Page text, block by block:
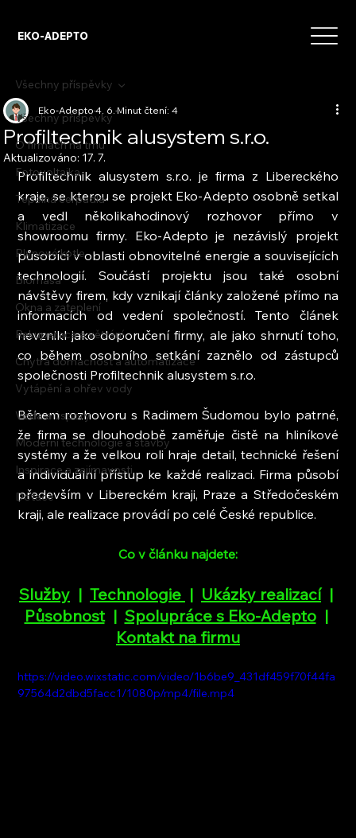
EKO-ADEPTO
Všechny příspěvky
O firmách na trhu
Fotovoltaika
Tepelná čerpadla
Klimatizace
Plynové kotle
Biomasa
Okna a zateplení
Rekuperace a větrání
Chytrá domácnost a automatizace
Vytápění a ohřev vody
Voda a úspory
Moderní technologie a stavby
Inspirace a zajímavosti
Dotace
Všechny příspěvky
Profiltechnik alusystem s.r.o.
Eko-Adepto4. 6.Minut čtení: 4
Aktualizováno: 17. 7.
Profiltechnik alusystem s.r.o. je firma z Libereckého
kraje, se kterou se projekt Eko-Adepto osobně setkal
a vedl několikahodinový rozhovor přímo v
showroomu firmy. Eko-Adepto je nezávislý projekt
působící v oblasti obnovitelné energie a souvisejících
technologií. Součástí projektu jsou také osobní
návštěvy firem, kdy vznikají články založené přímo na
informacích od vedení společností. Tento článek
nevznikl jako doporučení firmy, ale jako shrnutí toho,
co během osobního setkání zaznělo od zástupců
společnosti Profiltechnik alusystem s.r.o.
Během rozhovoru s Radimem Šudomou bylo patrné,
že firma se dlouhodobě zaměřuje čistě na hliníkové
systémy a že velkou roli hraje detail, technické řešení
a individuální přístup ke každé realizaci. Firma působí
především v Libereckém kraji, Praze a Středočeském
kraji, ale realizace provádí po celé České republice.
Co v článku najdete:
Služby
  |
Technologie | Ukázky realizací
  |
Působnost
  |
Spolupráce s Eko-Adepto
  |
Kontakt na firmu
https://video.wixstatic.com/video/1b6be9_431df459f70f44fa
97564d2dbd5facc1/1080p/mp4/file.mp4